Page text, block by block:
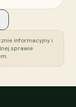
informacyjny i
sprawie